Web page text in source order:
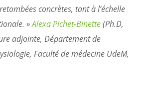
concrètes, tant à l’échelle
»Alexa Pichet-Binette(Ph.D,
adjointe, Département de
Faculté de médecine UdeM,